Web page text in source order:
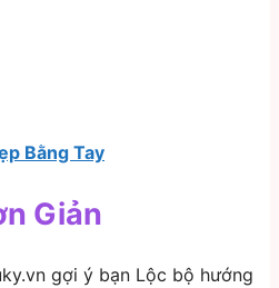
Bằng Tay
Giản
gợi ý bạn Lộc bộ hướng